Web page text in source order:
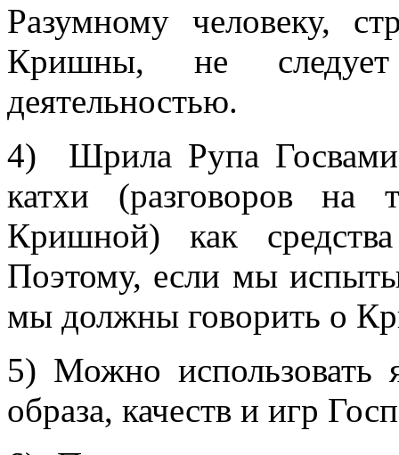
Разумному человеку,
Кришны, не следует
деятельностью.
4) Шрила Рупа Госвами
катхи (разговоров на
Кришной) как
Поэтому, если мы
мы должны говорить о
5) Можно использовать
образа, качеств и игр